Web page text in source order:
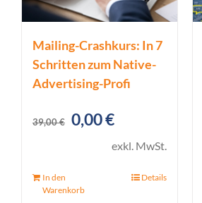
Mailing-Crashkurs: In 7
Schritten zum Native-
Advertising-Profi
39,00€ Ursprünglicher
39,00 €
0,00€Aktueller
Preis
exkl. MwSt.
In den
Warenkorb
Details